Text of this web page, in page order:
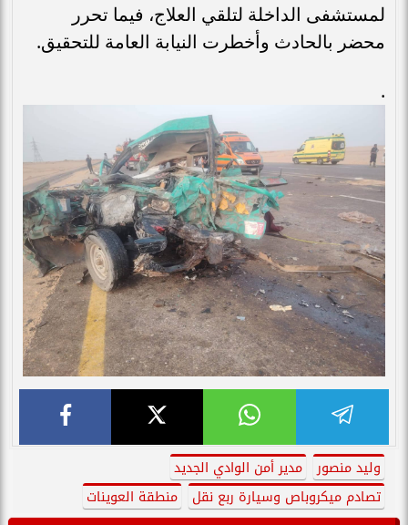
لمستشفى الداخلة لتلقي العلاج، فيما تحرر
محضر بالحادث وأخطرت النيابة العامة للتحقيق.
.
وليد منصور
مدير أمن الوادي الجديد
تصادم ميكروباص وسيارة ربع نقل
منطقة العوينات